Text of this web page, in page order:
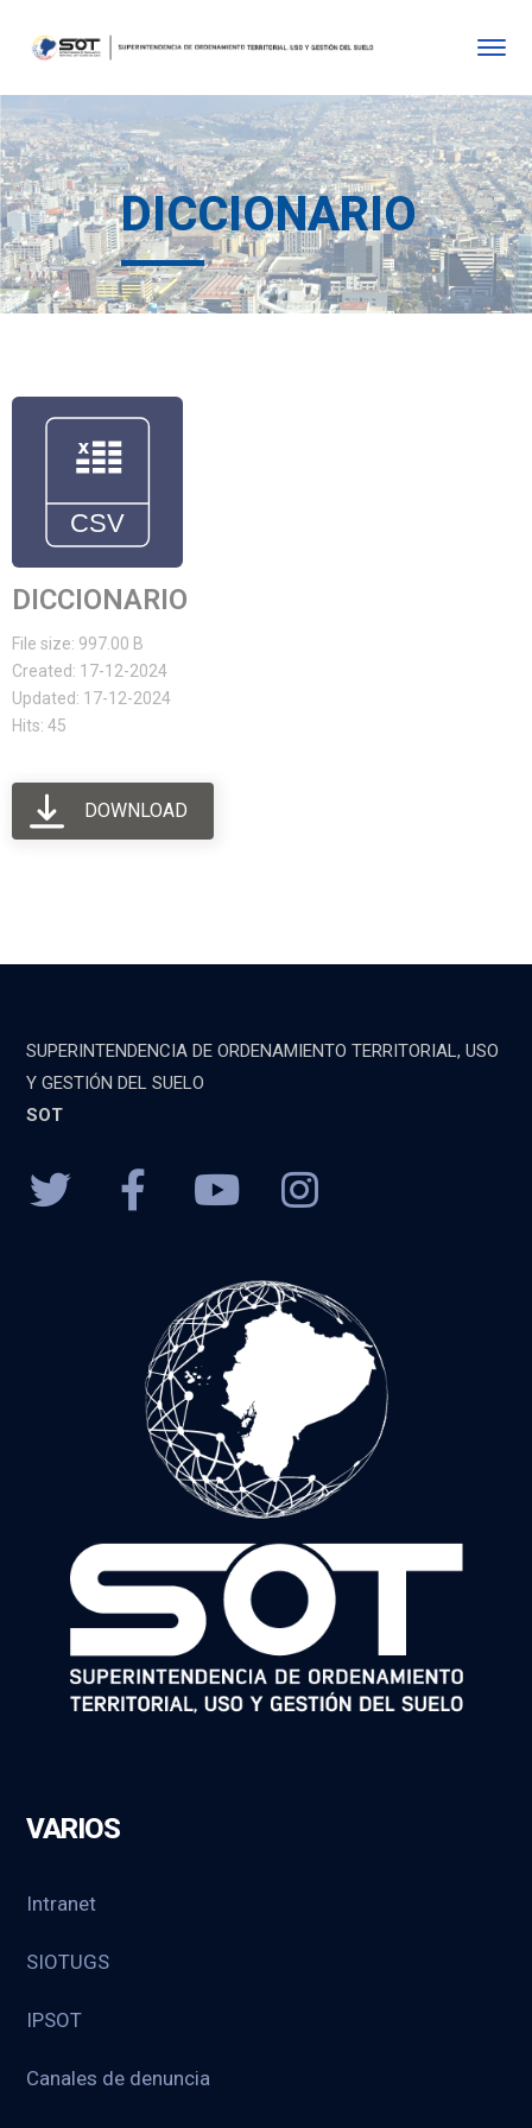
DICCIONARIO
DICCIONARIO
File size: 997.00 B
Created: 17-12-2024
Updated: 17-12-2024
Hits: 45
DOWNLOAD
SUPERINTENDENCIA DE ORDENAMIENTO TERRITORIAL, USO
Y GESTIÓN DEL SUELO
SOT
VARIOS
Intranet
SIOTUGS
IPSOT
Canales de denuncia